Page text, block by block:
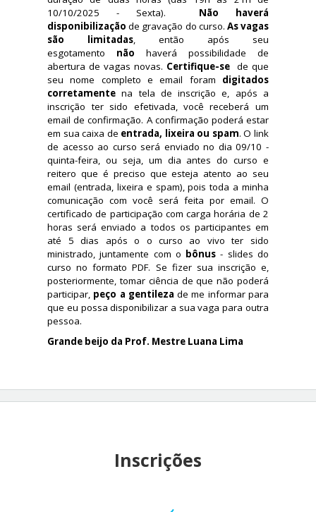
10/10/2025 - Sexta). Não haverá
disponibilização de gravação do curso. As vagas
são limitadas , então após seu
esgotamento não haverá possibilidade de
abertura de vagas novas. Certifique-se de que
seu nome completo e email foram digitados
corretamente na tela de inscrição e, após a
inscrição ter sido efetivada, você receberá um
email de confirmação. A confirmação poderá estar
em sua caixa de entrada, lixeira ou spam. O link
de acesso ao curso será enviado no dia 09/10 -
quinta-feira, ou seja, um dia antes do curso e
reitero que é preciso que esteja atento ao seu
email (entrada, lixeira e spam), pois toda a minha
comunicação com você será feita por email. O
certificado de participação com carga horária de 2
horas será enviado a todos os participantes em
até 5 dias após o o curso ao vivo ter sido
ministrado, juntamente com o bônus - slides do
curso no formato PDF. Se fizer sua inscrição e,
posteriormente, tomar ciência de que não poderá
participar, peço a gentileza de me informar para
que eu possa disponibilizar a sua vaga para outra
pessoa.
Grande beijo da Prof. Mestre Luana Lima
Inscrições